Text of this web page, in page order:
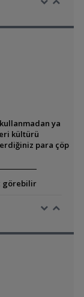
ya
kültürü
para çöp
görebilir